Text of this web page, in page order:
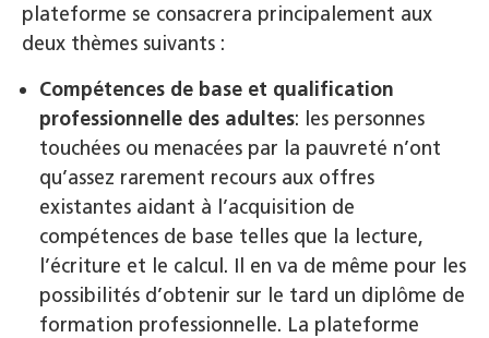
plateforme se consacrera principalement aux
deux thèmes suivants :
Compétences de base et qualification
professionnelle des adultes: les personnes
touchées ou menacées par la pauvreté n’ont
qu’assez rarement recours aux offres
existantes aidant à l’acquisition de
compétences de base telles que la lecture,
l’écriture et le calcul. Il en va de même pour les
possibilités d’obtenir sur le tard un diplôme de
formation professionnelle. La plateforme